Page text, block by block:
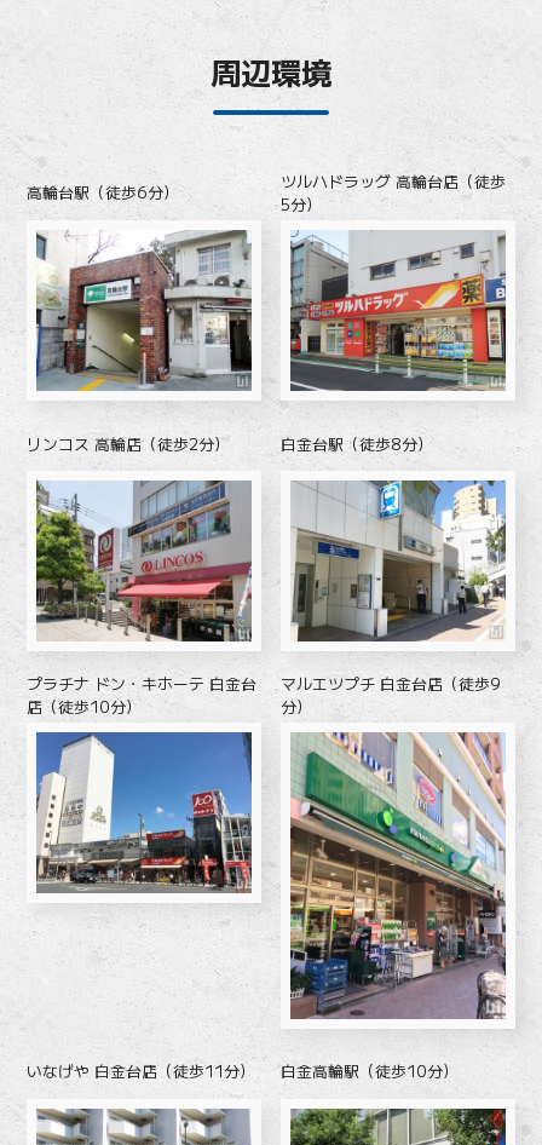
周辺環境
高輪台駅（徒歩6分）
ツルハドラッグ 高輪台店（徒歩
5分）
リンコス 高輪店（徒歩2分） 白金台駅（徒歩8分）
プラチナ ドン・キホーテ 白金台
店（徒歩10分）
マルエツプチ 白金台店（徒歩9
分）
いなげや 白金台店（徒歩11分） 白金高輪駅（徒歩10分）